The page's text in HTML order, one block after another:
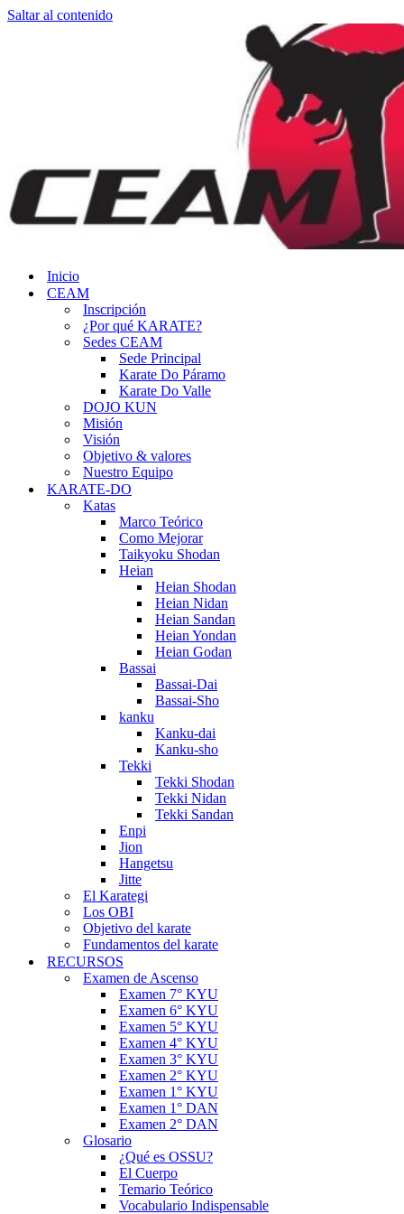
Saltar al contenido
Inicio
CEAM
Inscripción
¿Por qué KARATE?
Sedes CEAM
Sede Principal
Karate Do Páramo
Karate Do Valle
DOJO KUN
Misión
Visión
Objetivo & valores
Nuestro Equipo
KARATE-DO
Katas
Marco Teórico
Como Mejorar
Taikyoku Shodan
Heian
Heian Shodan
Heian Nidan
Heian Sandan
Heian Yondan
Heian Godan
Bassai
Bassai-Dai
Bassai-Sho
kanku
Kanku-dai
Kanku-sho
Tekki
Tekki Shodan
Tekki Nidan
Tekki Sandan
Enpi
Jion
Hangetsu
Jitte
El Karategi
Los OBI
Objetivo del karate
Fundamentos del karate
RECURSOS
Examen de Ascenso
Examen 7° KYU
Examen 6° KYU
Examen 5° KYU
Examen 4° KYU
Examen 3° KYU
Examen 2° KYU
Examen 1° KYU
Examen 1° DAN
Examen 2° DAN
Glosario
¿Qué es OSSU?
El Cuerpo
Temario Teórico
Vocabulario Indispensable